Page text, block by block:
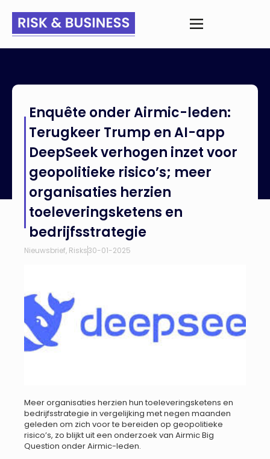
Trump en AI-app DeepSeek verhogen inzet voor geopolitieke
risico’s; meer organisaties herzien toeleveringsketens en
bedrijfsstrategie
Enquête onder Airmic-leden:
Terugkeer Trump en AI-app
DeepSeek verhogen inzet voor
geopolitieke risico’s; meer
organisaties herzien
toeleveringsketens en
bedrijfsstrategie
Nieuwsbrief, Risks30-01-2025
Meer organisaties herzien hun toeleveringsketens en
bedrijfsstrategie in vergelijking met negen maanden
geleden om zich voor te bereiden op geopolitieke
risico’s, zo blijkt uit een onderzoek van Airmic Big
Question onder Airmic-leden.